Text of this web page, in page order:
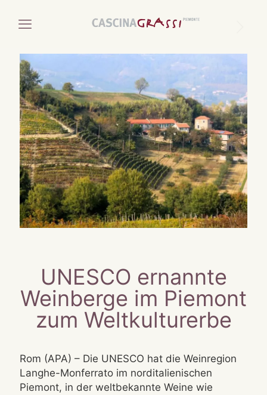
UNESCO ernannte
Weinberge im Piemont
zum Weltkulturerbe
Rom (APA) – Die UNESCO hat die Weinregion
Langhe-Monferrato im norditalienischen
Piemont, in der weltbekannte Weine wie